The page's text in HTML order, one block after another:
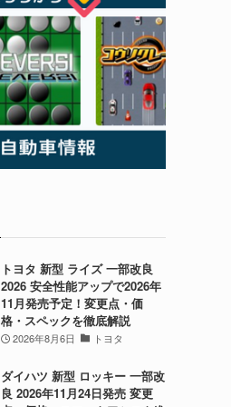
トヨタ 新型 ライズ 一部改良
2026 安全性能アップで2026年
11月発売予定！変更点・価
格・スペックを徹底解説
2026年8月6日 トヨタ
ダイハツ 新型 ロッキー 一部改
良 2026年11月24日発売 変更